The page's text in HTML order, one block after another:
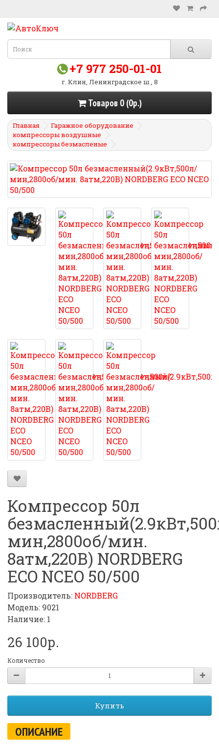
+7 977 250-01-01
г. Клин, Ленинградское ш., 8
Товаров 0 (0р.)
Главная
Гаражное оборудование
компрессоры воздушные
компрессоры безмасленые
Компрессор 50л
мин,2800об/мин.
8атм,220В) NORDBERG
ECO NCEO 50/500
Производитель: NORDBERG
Модель: 9021
Наличие: 1
26 100р.
Количество
Купить
ОПИСАНИЕ